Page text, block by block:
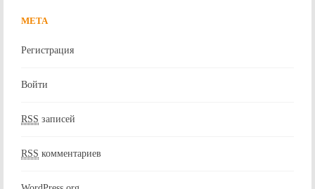
МЕТА
Регистрация
Войти
RSS записей
RSS комментариев